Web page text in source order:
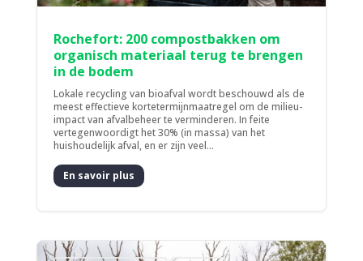
Rochefort: 200 compostbakken om
organisch materiaal terug te brengen
in de bodem
Lokale recycling van bioafval wordt beschouwd als de
meest effectieve kortetermijnmaatregel om de milieu-
impact van afvalbeheer te verminderen. In feite
vertegenwoordigt het 30% (in massa) van het
huishoudelijk afval, en er zijn veel...
En savoir plus